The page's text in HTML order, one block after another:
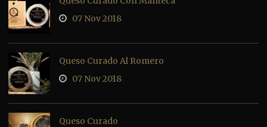
07 Nov 2018
Queso Curado Al Romero
07 Nov 2018
Queso Curado